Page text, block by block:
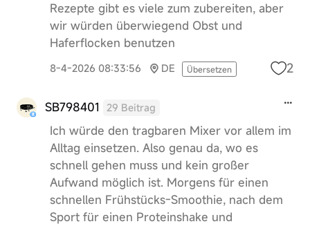
Rezepte gibt es viele zum zubereiten, aber
wir würden überwiegend Obst und
Haferflocken benutzen
8-4-2026 08:33:56 DE Übersetzen 2
SB798401 29 Beitrag
Ich würde den tragbaren Mixer vor allem im
Alltag einsetzen. Also genau da, wo es
schnell gehen muss und kein großer
Aufwand möglich ist. Morgens für einen
schnellen Frühstücks-Smoothie, nach dem
Sport für einen Proteinshake und